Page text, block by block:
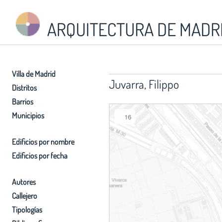
ARQUITECTURA DE
Villa de Madrid
Distritos
Barrios
Municipios
Edificios por nombre
Edificios por fecha
Autores
Callejero
Tipologías
Juvarra, Filippo
16